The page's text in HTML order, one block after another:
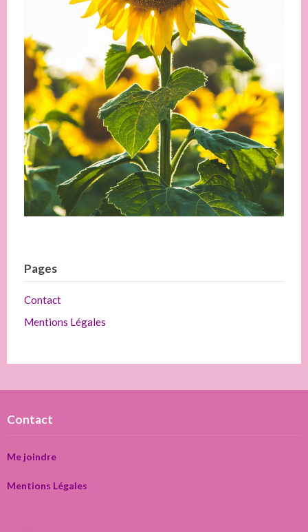
Pages
Contact
Mentions Légales
Contact
Me joindre
Mentions Légales